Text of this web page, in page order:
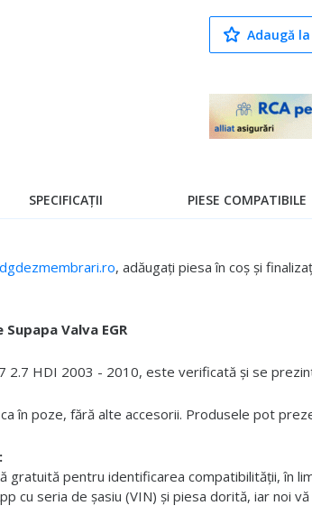
Adaugă
, adăugați piesa în coș și
Valva EGR
2.7 HDI 2003 - 2010, este verificată și se
în poze, fără alte accesorii. Produsele pot
gratuită pentru identificarea compatibilității, în
cu seria de șasiu (VIN) și piesa dorită, iar noi
SPECIFICAȚII PIESE COMPATIBILE